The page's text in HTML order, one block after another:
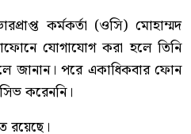
কর্মকর্তা (ওসি) মোহাম্মদ
যোগাযোগ করা হলে তিনি
জানান। পরে একাধিকবার ফোন
করেননি।
রয়েছে।